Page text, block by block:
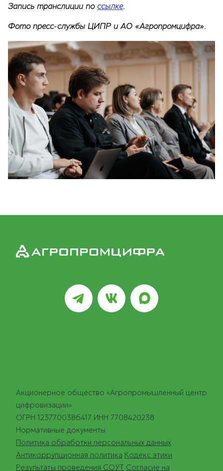
Запись транслиции по ссылке.
Фото пресс-службы ЦИПР и АО «Агропромцифра».
Акционерное общество «Агропромышленный центр
цифровизации»
ОГРН 1237700386417 ИНН 7708420238
Нормативные документы
Политика обработки персональных данных
Антикоррупционная политика Кодекс этики
Результаты проведения СОУТ Согласие на